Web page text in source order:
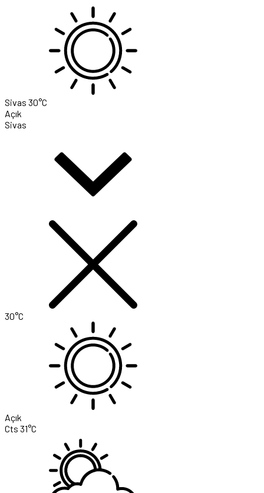
Sivas 30°C
Açık
Sivas
30°C
Açık
Cts 31°C